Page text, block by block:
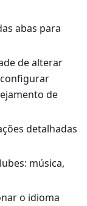
abas para
de alterar
configurar
de
detalhadas
música,
o idioma